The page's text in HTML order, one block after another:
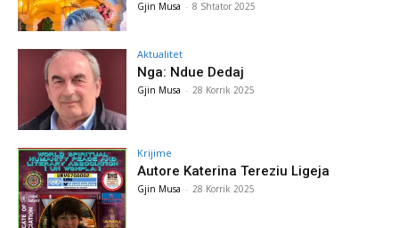
Gjin Musa - 8 Shtator 2025
Aktualitet
Nga: Ndue Dedaj
Gjin Musa - 28 Korrik 2025
Krijime
Autore Katerina Tereziu Ligeja
Gjin Musa - 28 Korrik 2025